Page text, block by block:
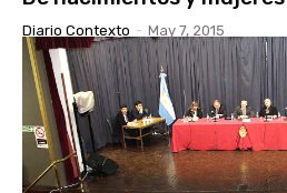
Diario Contexto - May 7, 2015